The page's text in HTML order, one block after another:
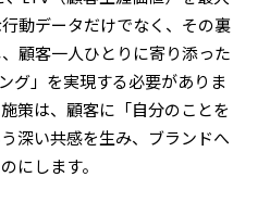
動データだけでなく、その裏
顧客一人ひとりに寄り添った
グ」を実現する必要がありま
策は、顧客に「自分のことを
深い共感を生み、ブランドへ
にします。